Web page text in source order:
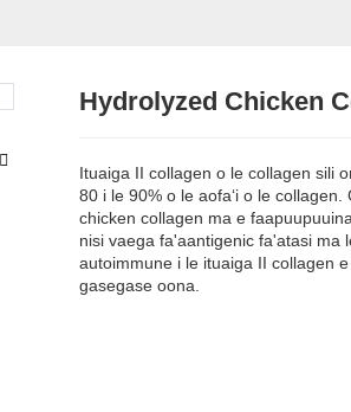
Loading...
Loading...
Hydrolyzed Chicken
Ituaiga II collagen o le collagen sili
80 i le 90% o le aofaʻi o le
chicken collagen ma e
nisi vaega fa'aantigenic fa'atasi ma
autoimmune i le ituaiga II collagen
gasegase oona.